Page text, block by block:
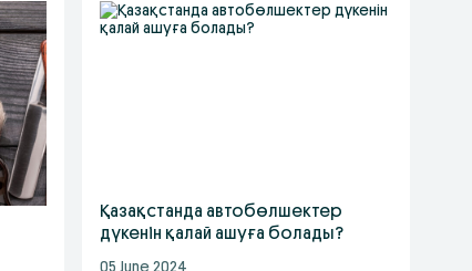
Қазақстанда автобөлшектер
дүкенін қалай ашуға болады?
05 June 2024